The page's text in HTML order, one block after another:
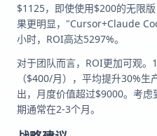
$1125，即使使用$200的无限
果更明显，"Cursor+Claude
小时，ROI高达5297%。
对于团队而言，ROI更加可观
（$400/月），平均提升30%
出，月度价值超过$9000。考
期通常在2-3个月。